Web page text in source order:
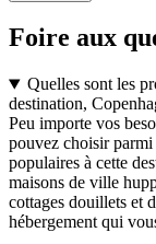
Foire aux
Quelles sont les
destination,
Peu importe vos
pouvez choisir parmi
populaires à cette
maisons de ville
cottages douillets et
hébergement qui